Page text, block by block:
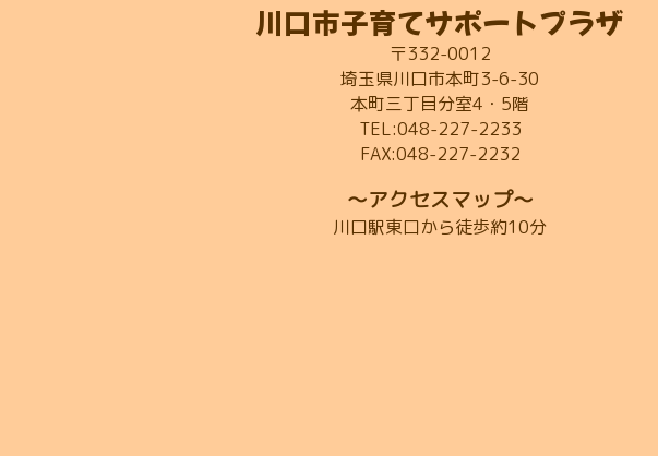
川口市子育てサポートプラザ
〒332-0012
埼玉県川口市本町3-6-30
本町三丁目分室4・5階
TEL:048-227-2233
FAX:048-227-2232
～アクセスマップ～
川口駅東口から徒歩約10分